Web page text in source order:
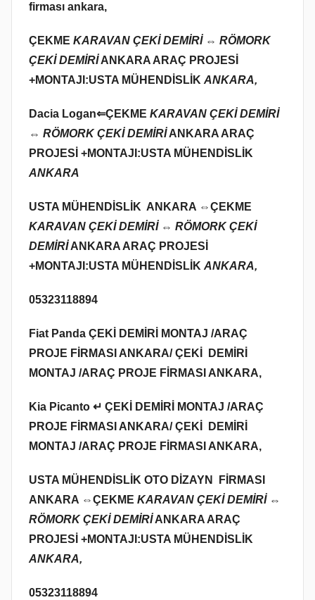
firması ankara,
ÇEKME KARAVAN ÇEKİ DEMİRİ ⇔ RÖMORK
ÇEKİ DEMİRİANKARA ARAÇ PROJESİ
+MONTAJI:USTA MÜHENDİSLİK ANKARA,
Dacia Logan⇐ÇEKME KARAVAN ÇEKİ DEMİRİ
⇔ RÖMORK ÇEKİ DEMİRİANKARA ARAÇ
PROJESİ +MONTAJI:USTA MÜHENDİSLİK
ANKARA
USTA MÜHENDİSLİK ANKARA ⇔ÇEKME
KARAVAN ÇEKİ DEMİRİ ⇔ RÖMORK ÇEKİ
DEMİRİANKARA ARAÇ PROJESİ
+MONTAJI:USTA MÜHENDİSLİK ANKARA,
05323118894
Fiat Panda ÇEKİ DEMİRİ MONTAJ /ARAÇ
PROJE FİRMASI ANKARA/ ÇEKİ DEMİRİ
MONTAJ /ARAÇ PROJE FİRMASI ANKARA,
Kia Picanto ↵ ÇEKİ DEMİRİ MONTAJ /ARAÇ
PROJE FİRMASI ANKARA/ ÇEKİ DEMİRİ
MONTAJ /ARAÇ PROJE FİRMASI ANKARA,
USTA MÜHENDİSLİK OTO DİZAYN FİRMASI
ANKARA ⇔ÇEKME KARAVAN ÇEKİ DEMİRİ ⇔
RÖMORK ÇEKİ DEMİRİANKARA ARAÇ
PROJESİ +MONTAJI:USTA MÜHENDİSLİK
ANKARA,
05323118894